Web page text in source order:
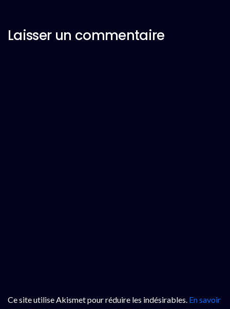
Laisser un commentaire
Ce site utilise Akismet pour réduire les indésirables. En savoir